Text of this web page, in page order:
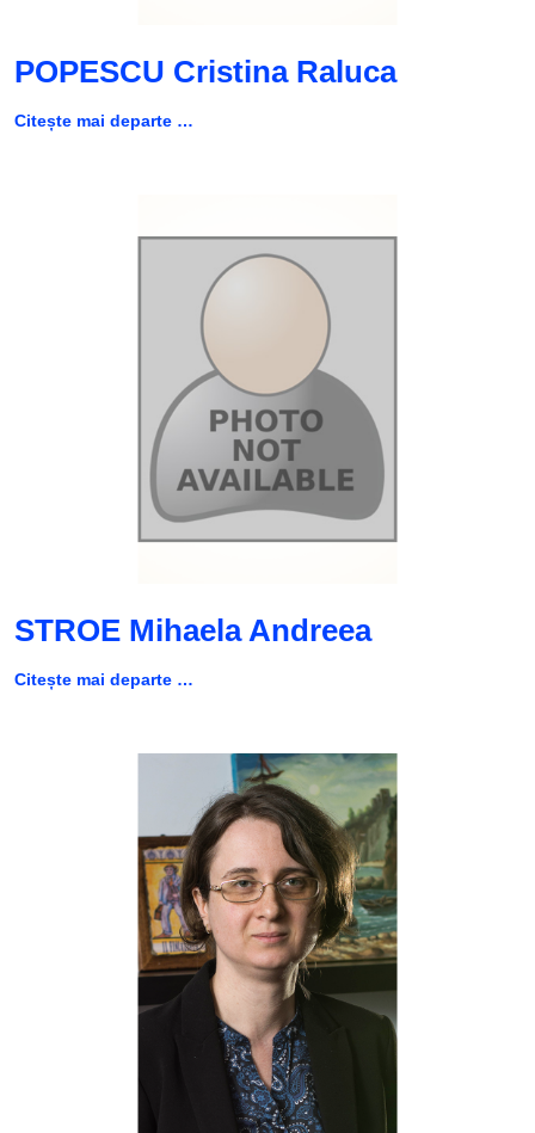
POPESCU Cristina Raluca
Citește mai departe …
STROE Mihaela Andreea
Citește mai departe …